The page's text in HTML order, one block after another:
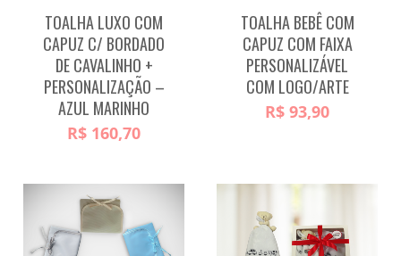
TOALHA LUXO COM
CAPUZ C/ BORDADO
DE CAVALINHO +
PERSONALIZAÇÃO –
AZUL MARINHO
R$160,70
TOALHA BEBÊ COM
CAPUZ COM FAIXA
PERSONALIZÁVEL
COM LOGO/ARTE
R$93,90